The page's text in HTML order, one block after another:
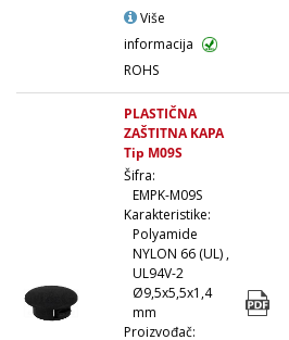
Više
informacija
ROHS
PLASTIČNA
ZAŠTITNA KAPA
Tip M09S
Šifra:
EMPK-M09S
Karakteristike:
Polyamide
NYLON 66 (UL) ,
UL94V-2
Ø9,5x5,5x1,4
mm
Proizvođač: